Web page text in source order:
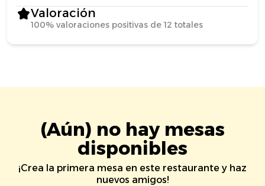
Valoración
100% valoraciones positivas de 12 totales
(Aún) no hay mesas
disponibles
¡Crea la primera mesa en este restaurante y haz
nuevos amigos!